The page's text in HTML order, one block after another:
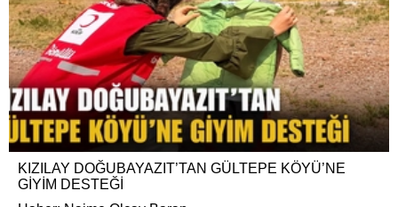
KIZILAY DOĞUBAYAZIT’TAN GÜLTEPE KÖYÜ’NE
GİYİM DESTEĞİ